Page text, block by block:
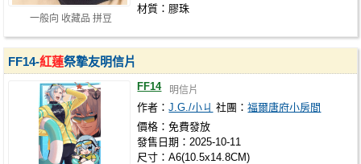
一般向 收藏品 拼豆
材質：膠珠
FF14-紅蓮祭摯友明信片
FF14 明信片
作者：J.G./小ㄐ 社團：福爾唐府小房間
價格：免費發放
發售日期：2025-10-11
尺寸：A6(10.5x14.8CM)